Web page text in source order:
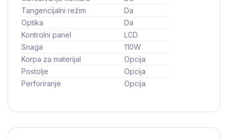
Tangencijalni režim
Da
Optika
Da
Kontrolni panel
LCD
Snaga
110W
Korpa za materijal
Opcija
Postolje
Opcija
Perforiranje
Opcija